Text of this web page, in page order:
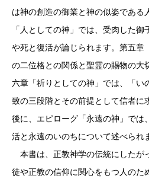
は神の創造の御業と神の似姿である
「人としての神」では、受肉した
や死と復活が論じられます。第五章
の二位格との関係と聖霊の賜物の大
六章「祈りとしての神」では、「い
致の三段階とその前提として信者に
後に、エピローグ「永遠の神」では
活と永遠のいのちについて述べられ
本書は、正教神学の伝統にしたが
徒や正教の信仰に関心をもつ人のた